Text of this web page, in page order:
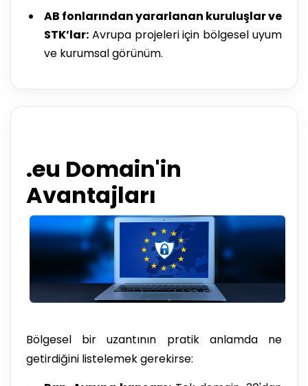
AB fonlarından yararlanan kuruluşlar ve
STK’lar: Avrupa projeleri için bölgesel uyum
ve kurumsal görünüm.
.eu Domain'in
Avantajları
Bölgesel bir uzantının pratik anlamda ne
getirdiğini listelemek gerekirse: